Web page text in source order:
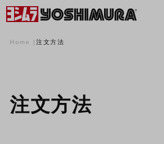
Home 注文方法
注文方法